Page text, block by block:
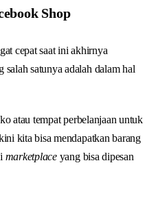
Shop
cepat saat ini akhirnya
salah satunya adalah dalam hal
atau tempat perbelanjaan untuk
kita bisa mendapatkan barang
marketplace yang bisa dipesan